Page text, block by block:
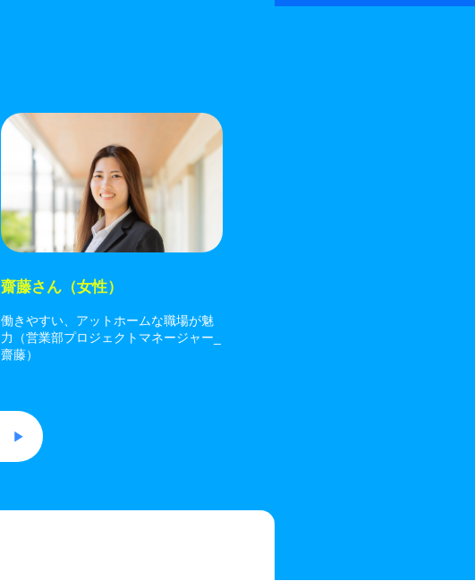
齋藤さん（女性）
働きやすい、アットホームな職場が魅
力（営業部プロジェクトマネージャー_
齋藤）